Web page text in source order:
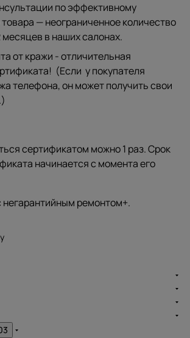
по эффективному
— неограниченное количество
месяцев в наших салонах.
от кражи - отличительная
(Если у покупателя
телефона, он может получить свои
сертификатом можно 1 раз. Срок
начинается с момента его
негарантийным ремонтом+.